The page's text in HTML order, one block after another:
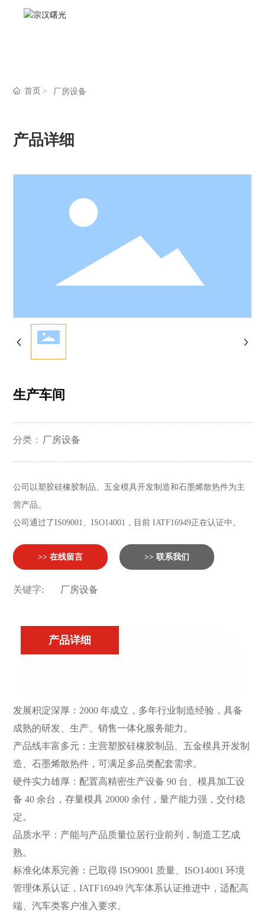
关于我们
产品展示
首页 厂房设备
产品详细
生产车间
分类： 厂房设备
公司以塑胶硅橡胶制品、五金模具开发制造和石墨烯散热件为主
营产品。
公司通过了IS09001、ISO14001，目前 IATF16949正在认证中。
>> 在线留言 >> 联系我们
关键字: 厂房设备
产品详细
发展积淀深厚：2000 年成立，多年行业制造经验，具备
成熟的研发、生产、销售一体化服务能力。
产品线丰富多元：主营塑胶硅橡胶制品、五金模具开发制
造、石墨烯散热件，可满足多品类配套需求。
硬件实力雄厚：配置高精密生产设备 90 台、模具加工设
备 40 余台，存量模具 20000 余付，量产能力强，交付稳
定。
品质水平：产能与产品质量位居行业前列，制造工艺成
熟。
标准化体系完善：已取得 ISO9001 质量、ISO14001 环境
管理体系认证，IATF16949 汽车体系认证推进中，适配高
端、汽车类客户准入要求。